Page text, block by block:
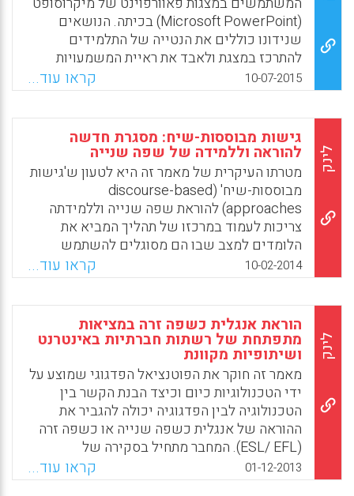
(Microsoft PowerPoint) בכיתה. הנושאים
שנידונו כוללים את הנטייה של התלמידים
להתרכז במצגת ולאבד את ראיית המשמעויות
השונות המועברות על ידי המחוות, שפת הגוף
והבעות הפנים של המציג והתייחסות למומחיות
של המנחה בחומר המוצג (Don, Margaret,
2015).
WhatsApp
Facebook
Email
X
10-07-2015 קראו עוד...
לינק
גישות מבוססות-שיח: מסגרת חדשה
להוראה וללמידה של שפה שנייה
מטרתו העיקרית של מאמר זה היא לטעון ש'גישות
מבוססות-שיח' (discourse-based
approaches) להוראת שפה שנייה וללמידתה
צריכות לעמוד במרכזו של תהליך המביא את
הלומדים למצב שבו הם מסוגלים להשתמש
בשפה החדשה ביעילות ובמיומנות. תלמידים
הלומדים שפה נוספת צריכים לפתח כישורי שיח
בשפה זו, לתפקד בהקשרים חדשים וביחסים בין
אישיים חדשים ולהתמודד עם גורמים לשוניים,
תרבותיים וחברתיים שלפעמים זרים להם
לחלוטין. הפדגוגיה המודרנית בהוראת השפות
מחפשת ללא הרף דרכים חדשות להקלת תהליך
התפתחותי זה. מאמר זה דן במסגרת שנועדה
לשרת מטרה זו ( מריאן סלסה-מורסיה ועלית
אולשטיין).
WhatsApp
Facebook
Email
X
10-02-2014 קראו עוד...
לינק
הוראת אנגלית כשפה זרה במציאות
מתפתחת של רשתות חברתיות באינטרנט
ושיתופיות מקוונת
מאמר זה חוקר את הפוטנציאל הפדגוגי שמוצע על
ידי הטכנולוגיות כיום וכיצד הבנת הקשר בין
הטכנולוגיה לבין הפדגוגיה יכולה להגביר את
ההוראה של אנגלית כשפה שנייה או כשפה זרה
(ESL/ EFL). המחבר מתחיל בסקירה של
ההתפתחויות האחרונות בתחום, שהתמקדו
בפרקטיקה הפדגוגית ובלמידה של שפה תוך סיוע
01-12-2013 קראו עוד...